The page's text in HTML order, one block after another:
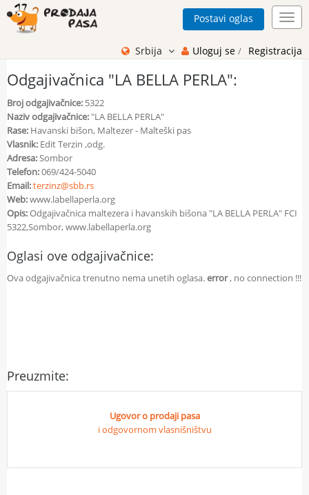
Srbija Uloguj se / Registracija
Postavi oglas
Odgajivačnica "LA BELLA PERLA":
Broj odgajivačnice: 5322
Naziv odgajivačnice: "LA BELLA PERLA"
Rase: Havanski bišon, Maltezer - Malteški pas
Vlasnik: Edit Terzin ,odg.
Adresa:Sombor
Telefon:069/424-5040
Email:terzinz@sbb.rs
Web:www.labellaperla.org
Opis:Odgajivačnica maltezera i havanskih bišona "LA BELLA PERLA" FCI
5322,Sombor, www.labellaperla.org
Oglasi ove odgajivačnice:
Ova odgajivačnica trenutno nema unetih oglasa.error, no connection !!!
Preuzmite:
Ugovor o prodaji pasa
i odgovornom vlasnišništvu